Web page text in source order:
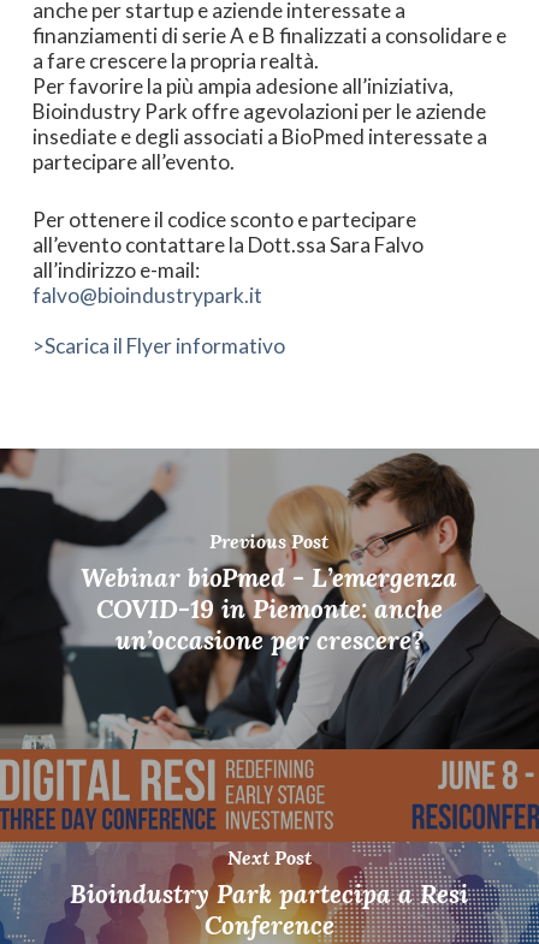
anche per startup e aziende interessate a
finanziamenti di serie A e B finalizzati a consolidare e
a fare crescere la propria realtà.
Per favorire la più ampia adesione all’iniziativa,
Bioindustry Park offre agevolazioni per le aziende
insediate e degli associati a BioPmed interessate a
partecipare all’evento.
Per ottenere il codice sconto e partecipare
all’evento contattare la Dott.ssa Sara Falvo
all’indirizzo e-mail:
falvo@bioindustrypark.it
>Scarica il Flyer informativo
Previous Post
Webinar bioPmed - L’emergenza
COVID-19 in Piemonte: anche
un’occasione per crescere?
Next Post
Bioindustry Park partecipa a Resi
Conference